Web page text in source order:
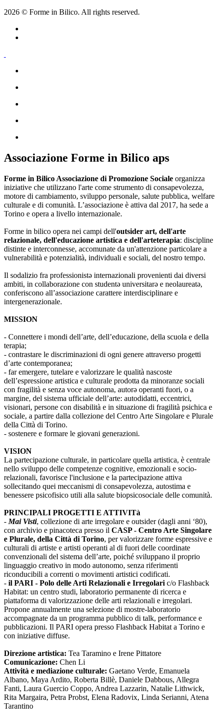
2026 © Forme in Bilico. All rights reserved.
Associazione Forme in Bilico aps
Forme in Bilico Associazione di Promozione Sociale organizza
iniziative che utilizzano l'arte come strumento di consapevolezza,
motore di cambiamento, sviluppo personale, salute pubblica, welfare
culturale e di comunità. L’associazione è attiva dal 2017, ha sede a
Torino e opera a livello internazionale.
Forme in bilico opera nei campi dell'outsider art, dell'arte
relazionale, dell'educazione artistica e dell'arteterapia: discipline
distinte e interconnesse, accomunate da un'attenzione particolare a
vulnerabilità e potenzialità, individuali e sociali, del nostro tempo.
Il sodalizio fra professionistə internazionali provenienti dai diversi
ambiti, in collaborazione con studentə universitarə e neolaureatə,
conferiscono all’associazione carattere interdisciplinare e
intergenerazionale.
MISSION
- Connettere i mondi dell’arte, dell’educazione, della scuola e della
terapia;
- contrastare le discriminazioni di ogni genere attraverso progetti
d’arte contemporanea;
- far emergere, tutelare e valorizzare le qualità nascoste
dell’espressione artistica e culturale prodotta da minoranze sociali
con fragilità e senza voce autonoma, autorə operanti fuori, o a
margine, del sistema ufficiale dell’arte: autodidatti, eccentrici,
visionari, persone con disabilità e in situazione di fragilità psichica e
sociale, a partire dalla collezione del Centro Arte Singolare e Plurale
della Città di Torino.
- sostenere e formare le giovani generazioni.
VISION
La partecipazione culturale, in particolare quella artistica, è centrale
nello sviluppo delle competenze cognitive, emozionali e socio-
relazionali, favorisce l'inclusione e la partecipazione attiva
sollecitando quei meccanismi di consapevolezza, autostima e
benessere psicofisico utili alla salute biopsicosociale delle comunità.
PRINCIPALI PROGETTI E ATTIVITà
- Mai Visti, collezione di arte irregolare e outsider (dagli anni ‘80),
con archivio e pinacoteca presso il CASP - Centro Arte Singolare
e Plurale, della Città di Torino, per valorizzare forme espressive e
culturali di artiste e artisti operanti al di fuori delle coordinate
convenzionali del sistema dell’arte, poiché sviluppano il proprio
linguaggio creativo in modo autonomo, senza riferimenti
riconducibili a correnti o movimenti artistici codificati.
- il PARI - Polo delle Arti Relazionali e Irregolari c/o Flashback
Habitat: un centro studi, laboratorio permanente di ricerca e
piattaforma di valorizzazione delle arti relazionali e irregolari.
Propone annualmente una selezione di mostre-laboratorio
accompagnate da un programma pubblico di talk, performance e
pubblicazioni. Il PARI opera presso Flashback Habitat a Torino e
con iniziative diffuse.
Direzione artistica: Tea Taramino e Irene Pittatore
Comunicazione: Chen Li
Attività e mediazione culturale: Gaetano Verde, Emanuela
Albano, Maya Ardito, Roberta Billè, Daniele Dabbous, Allegra
Fanti, Laura Guercio Coppo, Andrea Lazzarin, Natalie Lithwick,
Rita Margaira, Petra Probst, Elena Radovix, Linda Serianni, Atena
Tarantino